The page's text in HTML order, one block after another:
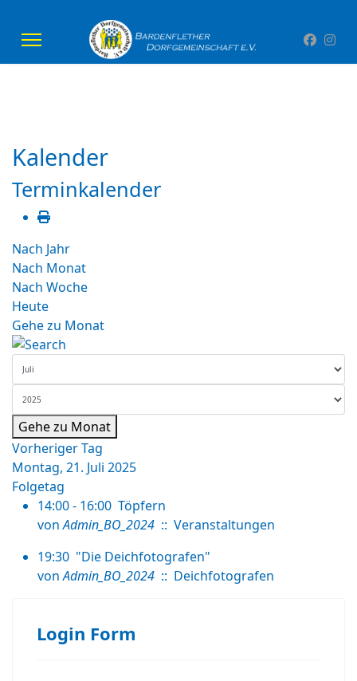
Kalender
Terminkalender
Nach Jahr
Nach Monat
Nach Woche
Heute
Gehe zu Monat
Gehe zu Monat
Vorheriger Tag
Montag, 21. Juli 2025
Folgetag
14:00 - 16:00 Töpfern
von Admin_BO_2024 :: Veranstaltungen
19:30 "Die Deichfotografen"
von Admin_BO_2024 :: Deichfotografen
Login Form